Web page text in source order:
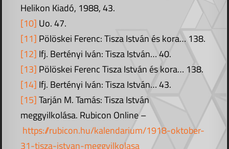
Helikon Kiadó, 1988, 43.
[10] Uo. 47.
[11] Pölöskei Ferenc: Tisza István és kora… 138.
[12] Ifj. Bertényi Iván: Tisza István… 40.
[13] Pölöskei Ferenc Tisza István és kora… 138.
[14] Ifj. Bertényi Iván: Tisza István… 43.
[15]Tarján M. Tamás: Tisza István
meggyilkolása. Rubicon Online –
https://rubicon.hu/kalendarium/1918-oktober-
31-tisza-istvan-meggyilkolasa